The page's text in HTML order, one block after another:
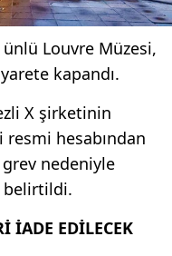
Louvre Müzesi,
kapandı.
X şirketinin
hesabından
nedeniyle
belirtildi.
İADE EDİLECEK